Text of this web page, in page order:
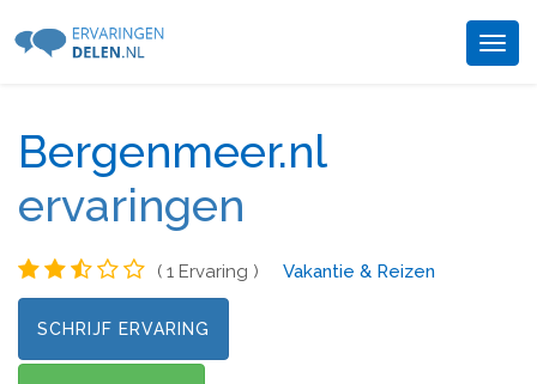
Bergenmeer.nl
ervaringen
( 1 Ervaring ) Vakantie & Reizen
SCHRIJF ERVARING